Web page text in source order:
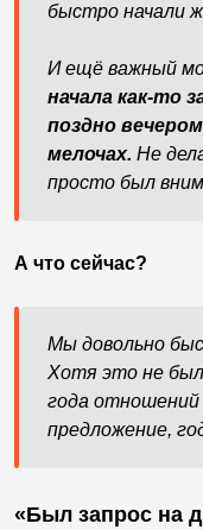
быстро начали
И ещё важный
начала как-то
поздно
мелочах. Не
просто был
А что сейчас?
Мы довольно
Хотя это не
года
предложение,
«Был запрос на